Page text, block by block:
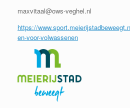
maxvitaal@ows-veghel.nl
https://
en-voor-volwassenen